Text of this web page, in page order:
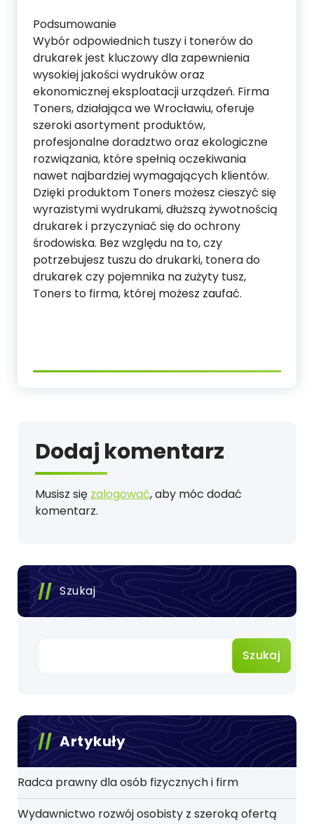
Podsumowanie
Wybór odpowiednich tuszy i tonerów do
drukarek jest kluczowy dla zapewnienia
wysokiej jakości wydruków oraz
ekonomicznej eksploatacji urządzeń. Firma
Toners, działająca we Wrocławiu, oferuje
szeroki asortyment produktów,
profesjonalne doradztwo oraz ekologiczne
rozwiązania, które spełnią oczekiwania
nawet najbardziej wymagających klientów.
Dzięki produktom Toners możesz cieszyć się
wyrazistymi wydrukami, dłuższą żywotnością
drukarek i przyczyniać się do ochrony
środowiska. Bez względu na to, czy
potrzebujesz tuszu do drukarki, tonera do
drukarek czy pojemnika na zużyty tusz,
Toners to firma, której możesz zaufać.
Dodaj komentarz
Musisz się zalogować, aby móc dodać
komentarz.
Szukaj
Szukaj
Artykuły
Radca prawny dla osób fizycznych i firm
Wydawnictwo rozwój osobisty z szeroką ofertą